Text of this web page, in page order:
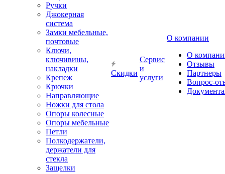
Ручки
Джокерная
система
Замки мебельные,
почтовые
Ключи,
ключивины,
накладки
Крепеж
Крючки
Направляющие
Ножки для стола
Опоры колесные
Опоры мебельные
Петли
Полкодержатели,
держатели для
стекла
Защелки
Скидки
Сервис
и
услуги
О компании
О
Отзывы
Партнеры
Вопрос-